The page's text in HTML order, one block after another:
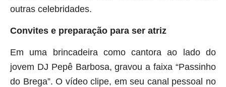
outras celebridades.
Convites e preparação para ser atriz
Em uma brincadeira como cantora ao lado do
jovem DJ Pepê Barbosa, gravou a faixa “Passinho
do Brega”. O vídeo clipe, em seu canal pessoal no